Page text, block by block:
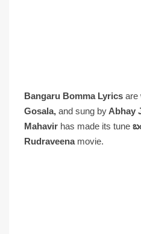
Bangaru Bomma Lyrics are
Gosala, and sung by Abhay
Mahavir has made its tune
Rudraveenamovie.